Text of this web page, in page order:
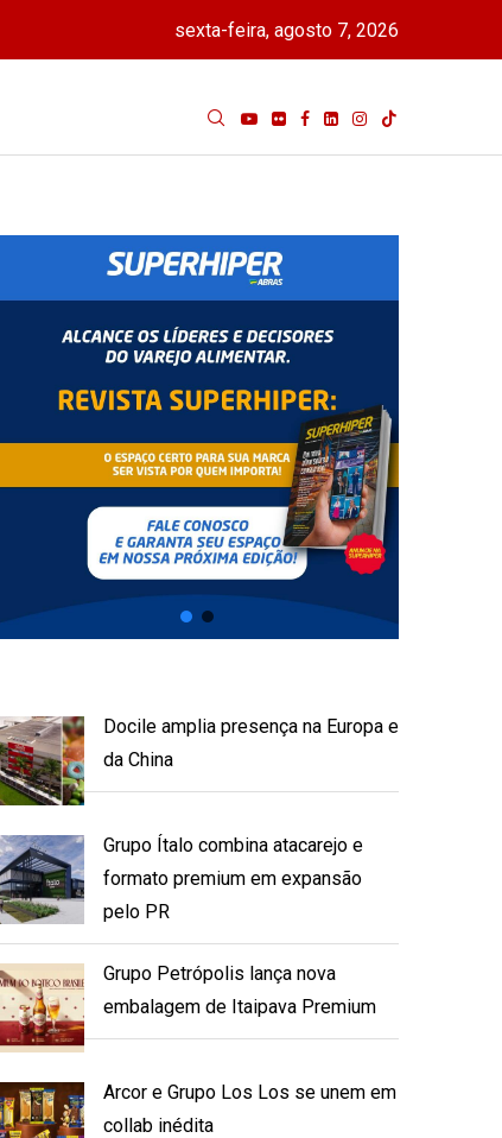
sexta-feira, agosto 7, 2026
Docile amplia presença na Europa e
da China
Grupo Ítalo combina atacarejo e
formato premium em expansão
pelo PR
Grupo Petrópolis lança nova
embalagem de Itaipava Premium
Arcor e Grupo Los Los se unem em
collab inédita